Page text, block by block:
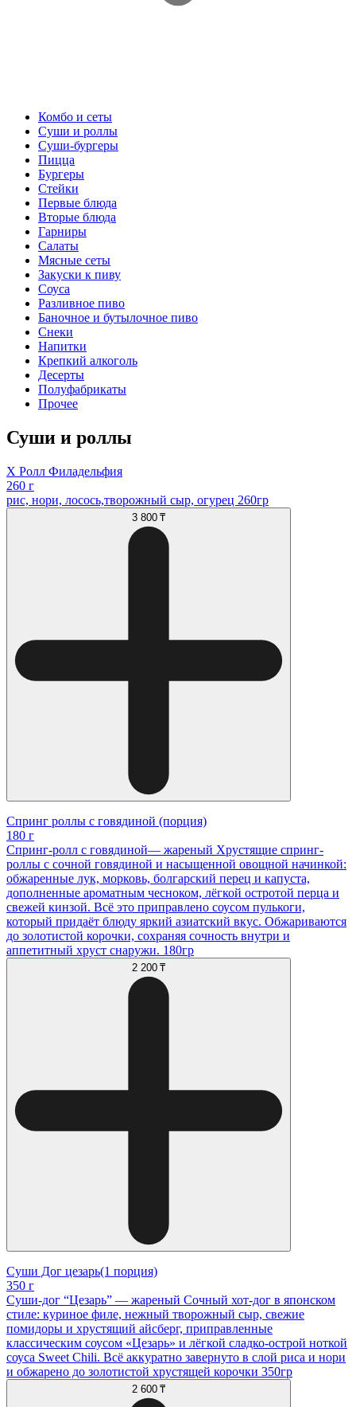
Комбо и сеты
Суши и роллы
Суши-бургеры
Пицца
Бургеры
Стейки
Первые блюда
Вторые блюда
Гарниры
Салаты
Мясные сеты
Закуски к пиву
Соуса
Разливное пиво
Баночное и бутылочное пиво
Снеки
Напитки
Крепкий алкоголь
Десерты
Полуфабрикаты
Прочее
Суши и роллы
Х Ролл Филадельфия
260 г
рис, нори, лосось,творожный сыр, огурец 260гр
3 800 ₸
Спринг роллы с говядиной (порция)
180 г
Спринг-ролл с говядиной— жареный Хрустящие спринг-
роллы с сочной говядиной и насыщенной овощной начинкой:
обжаренные лук, морковь, болгарский перец и капуста,
дополненные ароматным чесноком, лёгкой остротой перца и
свежей кинзой. Всё это приправлено соусом пулькоги,
который придаёт блюду яркий азиатский вкус. Обжариваются
до золотистой корочки, сохраняя сочность внутри и
аппетитный хруст снаружи. 180гр
2 200 ₸
Суши Дог цезарь(1 порция)
350 г
Суши-дог “Цезарь” — жареный Сочный хот-дог в японском
стиле: куриное филе, нежный творожный сыр, свежие
помидоры и хрустящий айсберг, приправленные
классическим соусом «Цезарь» и лёгкой сладко-острой ноткой
соуса Sweet Chili. Всё аккуратно завернуто в слой риса и нори
и обжарено до золотистой хрустящей корочки 350гр
2 600 ₸